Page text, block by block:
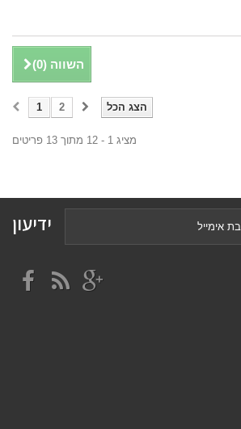
השווה ( 0
)
הצג הכל 1 2
מציג 1 - 12 מתוך 13 פריטים
ידיעון